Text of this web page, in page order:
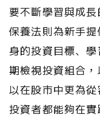
要不斷學習與成
保養法則為新手
身的投資目標、
期檢視投資組合
以在股市中更為
投資者都能夠在